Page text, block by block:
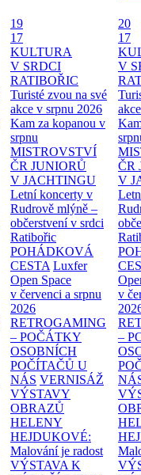
19
17
KULTURA
V SRDCI
RATIBOŘIC
Turisté zvou na své
akce v srpnu 2026
Kam za kopanou v
srpnu
MISTROVSTVÍ
ČR JUNIORŮ
V JACHTINGU
Letní koncerty v
Rudrově mlýně –
občerstvení v srdci
Ratibořic
POHÁDKOVÁ
CESTA Luxfer
Open Space
v červenci a srpnu
2026
RETROGAMING
– POČÁTKY
OSOBNÍCH
POČÍTAČŮ U
NÁS VERNISÁŽ
VÝSTAVY
OBRAZŮ
HELENY
HEJDUKOVÉ:
Malování je radost
VÝSTAVA K
20
17
V
ČR
V
v
–